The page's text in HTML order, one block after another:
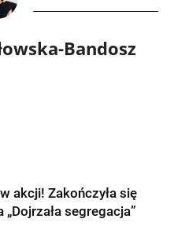
Bandosz
akcji! Zakończyła się
„Dojrzała segregacja”